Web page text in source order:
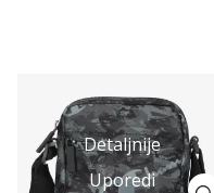
Detaljnije
Uporedi